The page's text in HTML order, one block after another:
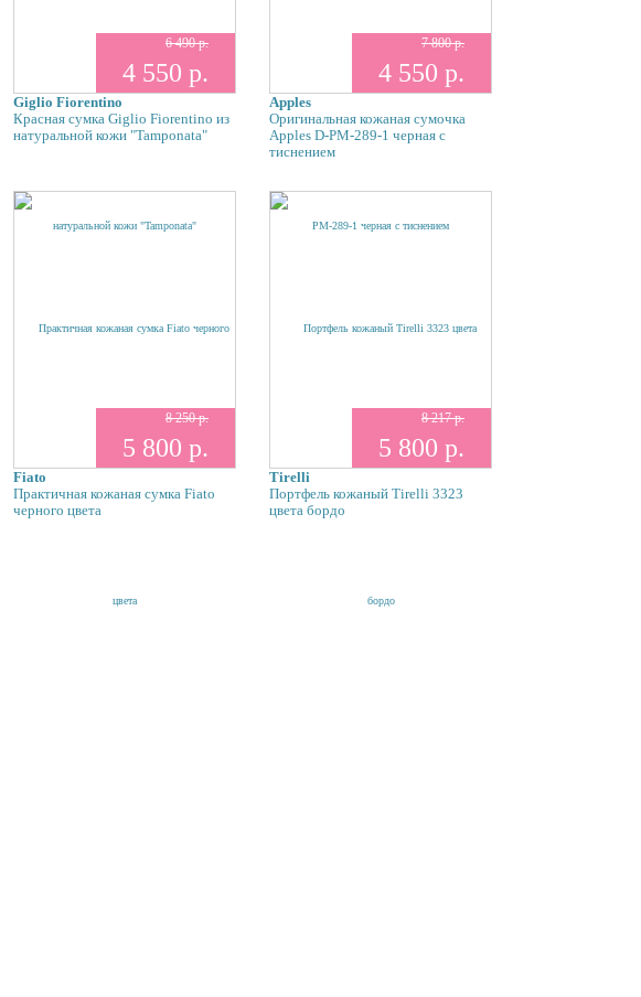
6 490 р.
4 550 р.
Giglio Fiorentino
Красная сумка Giglio Fiorentino из
натуральной кожи "Tamponata"
7 800 р.
4 550 р.
Apples
Оригинальная кожаная сумочка
Apples D-PM-289-1 черная с
тиснением
8 250 р.
5 800 р.
Fiato
Практичная кожаная сумка Fiato
черного цвета
8 217 р.
5 800 р.
Tirelli
Портфель кожаный Tirelli 3323
цвета бордо